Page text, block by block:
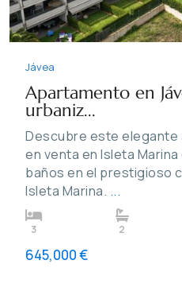
Jávea
Apartamento en
urbaniz...
Descubre este elegante
en venta en Isleta
baños en el prestigioso
Isleta Marina. ...
3 2
645,000 €